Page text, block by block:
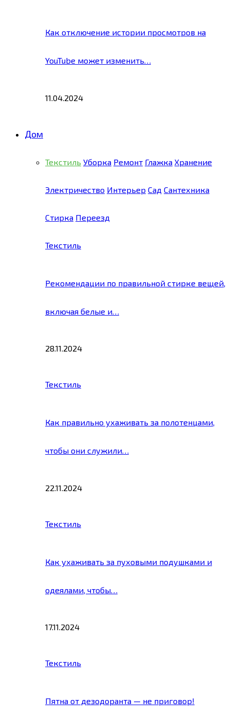
Как отключение истории просмотров на
YouTube может изменить…
11.04.2024
Дом
Текстиль Уборка Ремонт Глажка Хранение
Электричество Интерьер Сад Сантехника
Стирка Переезд
Текстиль
Рекомендации по правильной стирке вещей,
включая белые и…
28.11.2024
Текстиль
Как правильно ухаживать за полотенцами,
чтобы они служили…
22.11.2024
Текстиль
Как ухаживать за пуховыми подушками и
одеялами, чтобы…
17.11.2024
Текстиль
Пятна от дезодоранта — не приговор!